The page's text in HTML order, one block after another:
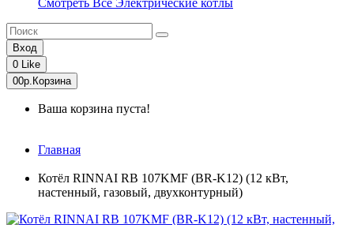
Смотреть Все Электрические котлы
Вход
0 Like
00р. Корзина
Ваша корзина пуста!
Главная
Котёл RINNAI RB 107KMF (BR-K12) (12 кВт,
настенный, газовый, двухконтурный)